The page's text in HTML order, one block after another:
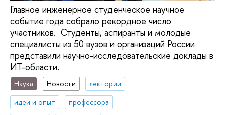
Главное инженерное студенческое научное
событие года собрало рекордное число
участников. Студенты, аспиранты и молодые
специалисты из 50 вузов и организаций России
представили научно-исследовательские доклады в
ИТ-области.
Наука Новости
лектории
идеи и опыт
профессора